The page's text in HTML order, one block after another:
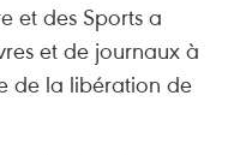
et des Sports a
et de journaux à
de la libération de